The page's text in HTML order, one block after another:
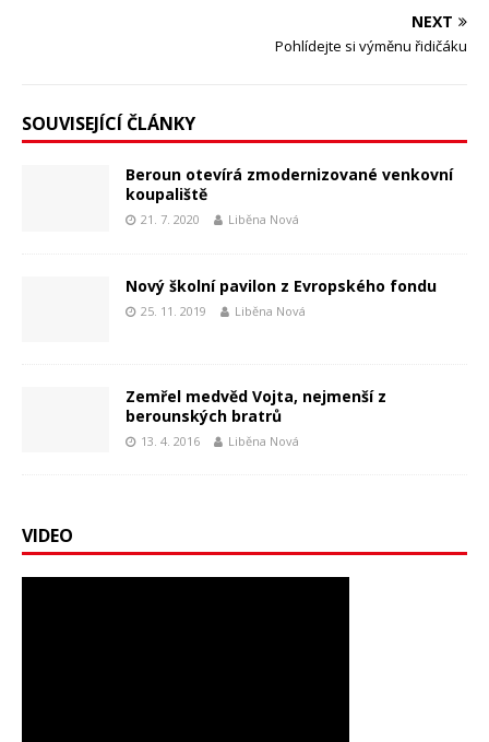
NEXT
Pohlídejte si výměnu řidičáku
SOUVISEJÍCÍ ČLÁNKY
Beroun otevírá zmodernizované venkovní
koupaliště
21. 7. 2020 Liběna Nová
Nový školní pavilon z Evropského fondu
25. 11. 2019 Liběna Nová
Zemřel medvěd Vojta, nejmenší z
berounských bratrů
13. 4. 2016 Liběna Nová
VIDEO